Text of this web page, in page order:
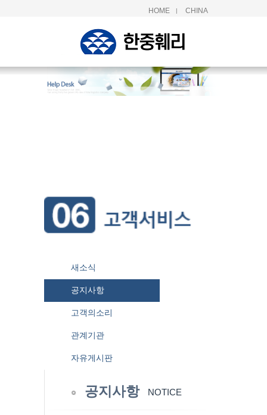
HOME | CHINA
새소식
공지사항
고객의소리
관계기관
자유게시판
공지사항 NOTICE